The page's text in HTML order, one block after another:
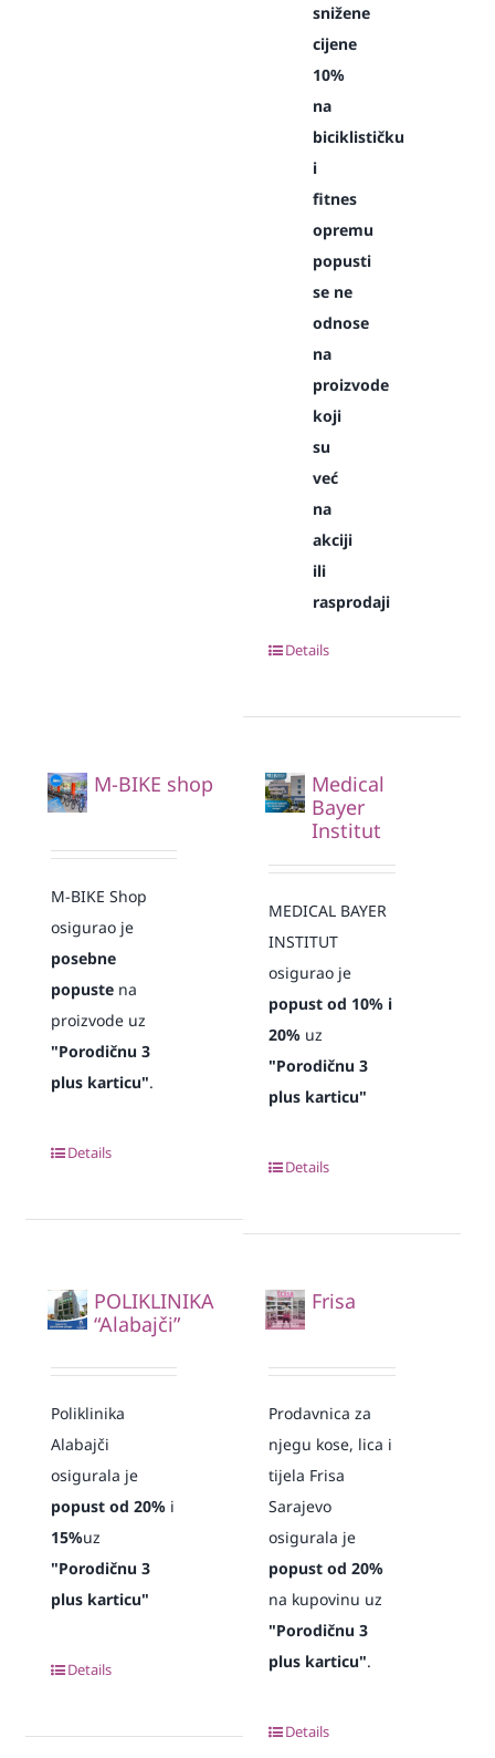
snižene
cijene
10%
na
biciklističku
i
fitnes
opremu
popusti
se ne
odnose
na
proizvode
koji
su
već
na
akciji
ili
rasprodaji
Details
M-BIKE shop
M-BIKE Shop
osigurao je
posebne
popustena
proizvode uz
"Porodičnu 3
plus karticu".
Details
Medical
Bayer
Institut
MEDICAL BAYER
INSTITUT
osigurao je
popust od 10% i
20% uz
"Porodičnu 3
plus karticu"
Details
POLIKLINIKA
“Alabajči”
Poliklinika
Alabajči
osigurala je
popust od 20%i
15%uz
"Porodičnu 3
plus karticu"
Details
Frisa
Prodavnica za
njegu kose, lica i
tijela Frisa
Sarajevo
osigurala je
popust od 20%
na kupovinu uz
"Porodičnu 3
plus karticu".
Details